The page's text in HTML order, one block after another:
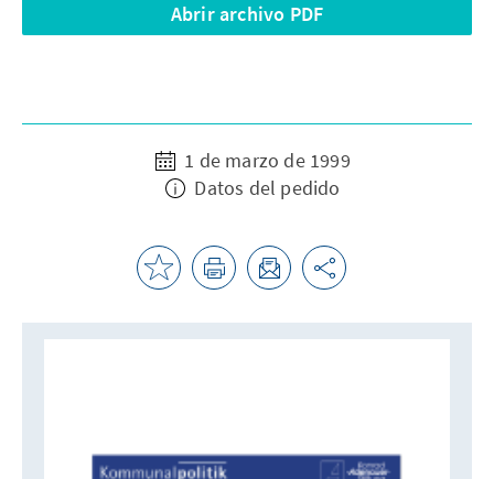
Abrir archivo PDF
1 de marzo de 1999
Datos del pedido